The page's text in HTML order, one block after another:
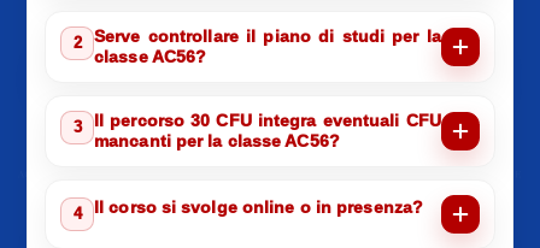
2
Serve controllare il piano di studi per la
classe AC56?
3
Il percorso 30 CFU integra eventuali CFU
mancanti per la classe AC56?
4 Il corso si svolge online o in presenza?